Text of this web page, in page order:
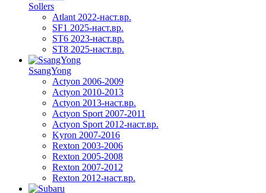
Sollers
Atlant 2022-наст.вр.
SF1 2025-наст.вр.
ST6 2023-наст.вр.
ST8 2025-наст.вр.
SsangYong
Actyon 2006-2009
Actyon 2010-2013
Actyon 2013-наст.вр.
Actyon Sport 2007-2011
Actyon Sport 2012-наст.вр.
Kyron 2007-2016
Rexton 2003-2006
Rexton 2005-2008
Rexton 2007-2012
Rexton 2012-наст.вр.